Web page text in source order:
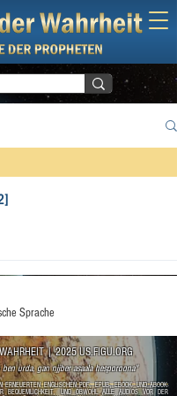
Sprache
|2025 US.FIGU.ORG
ben urda, gan njjber asaala hesporoona"
ERNEUERTEN ENGLISCHEN PDF-, EPUB-, EBOOK- UND ABOOK-
BEQUEMLICHKEIT, UND OBWOHL ALLE AUDIOS VOR DER